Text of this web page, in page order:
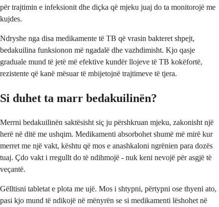
për trajtimin e infeksionit dhe diçka që mjeku juaj do ta monitorojë me
kujdes.
Ndryshe nga disa medikamente të TB që vrasin bakteret shpejt,
bedakuilina funksionon më ngadalë dhe vazhdimisht. Kjo qasje
graduale mund të jetë më efektive kundër llojeve të TB kokëfortë,
rezistente që kanë mësuar të mbijetojnë trajtimeve të tjera.
Si duhet ta marr bedakuilinën?
Merrni bedakuilinën saktësisht siç ju përshkruan mjeku, zakonisht një
herë në ditë me ushqim. Medikamenti absorbohet shumë më mirë kur
merret me një vakt, kështu që mos e anashkaloni ngrënien para dozës
tuaj. Çdo vakt i rregullt do të ndihmojë - nuk keni nevojë për asgjë të
veçantë.
Gëlltisni tabletat e plota me ujë. Mos i shtypni, përtypni ose thyeni ato,
pasi kjo mund të ndikojë në mënyrën se si medikamenti lëshohet në